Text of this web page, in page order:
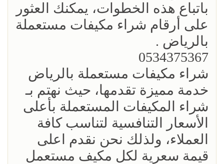
باتباع هذه الخطوات، يمكنك العثور
على أرقام شراء مكيفات مستعملة
بالرياض .
0534375367
شراء مكيفات مستعملة بالرياض
خدمة مميزة تقدمها، حيث نهتم بـ
شراء المكيفات المستعملة بأعلى
الأسعار التنافسية لتناسب كافة
العملاء، ولذلك نحن نقدم اعلى
قيمة سعرية لكل مكيف مستعمل